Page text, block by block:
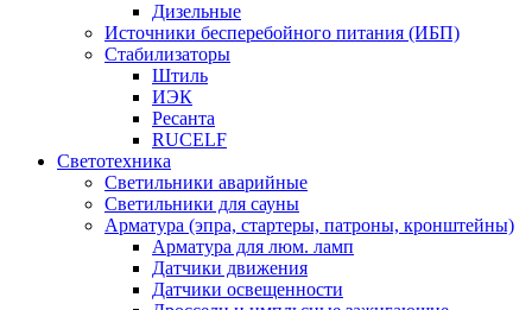
Дизельные
Источники бесперебойного питания (ИБП)
Стабилизаторы
Штиль
ИЭК
Ресанта
RUCELF
Светотехника
Светильники аварийные
Светильники для сауны
Арматура (эпра, стартеры, патроны, кронштейны)
Арматура для люм. ламп
Датчики движения
Датчики освещенности